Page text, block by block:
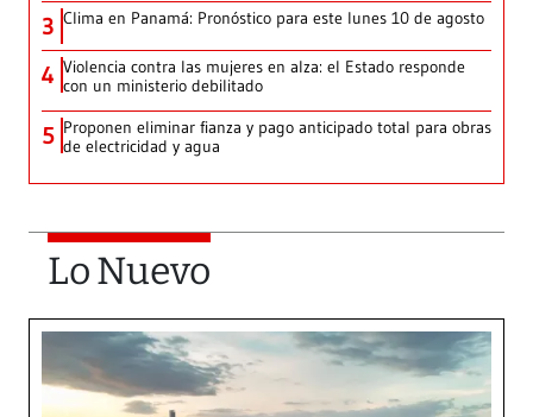
3 Clima en Panamá: Pronóstico para este lunes 10 de agosto
4 Violencia contra las mujeres en alza: el Estado responde
con un ministerio debilitado
5 Proponen eliminar fianza y pago anticipado total para obras
de electricidad y agua
Lo Nuevo